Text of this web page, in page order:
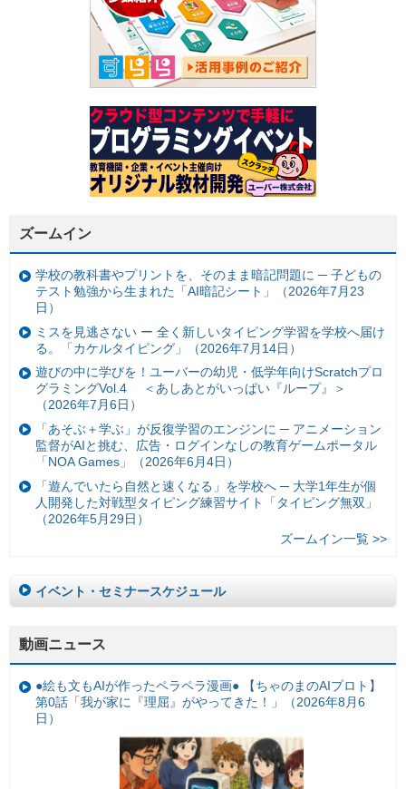
ズームイン
学校の教科書やプリントを、そのまま暗記問題に ─ 子どもの
テスト勉強から生まれた「AI暗記シート」（2026年7月23
日）
ミスを見逃さない ー 全く新しいタイピング学習を学校へ届け
る。「カケルタイピング」（2026年7月14日）
遊びの中に学びを！ユーバーの幼児・低学年向けScratchプロ
グラミングVol.4 ＜あしあとがいっぱい『ループ』＞
（2026年7月6日）
「あそぶ＋学ぶ」が反復学習のエンジンに ─ アニメーション
監督がAIと挑む、広告・ログインなしの教育ゲームポータル
「NOA Games」（2026年6月4日）
「遊んでいたら自然と速くなる」を学校へ ─ 大学1年生が個
人開発した対戦型タイピング練習サイト「タイピング無双」
（2026年5月29日）
ズームイン一覧 >>
イベント・セミナースケジュール
動画ニュース
●絵も文もAIが作ったペラペラ漫画● 【ちゃのまのAIプロト】
第0話「我が家に『理屈』がやってきた！」（2026年8月6
日）